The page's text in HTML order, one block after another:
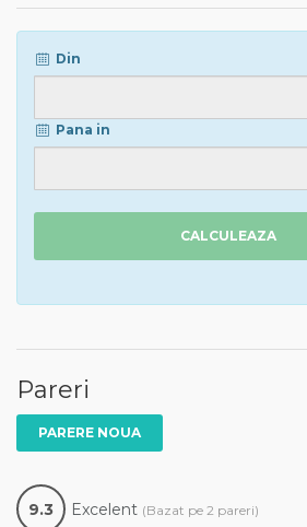
Din
Pana in
CALCULEAZA
Pareri
PARERE NOUA
9.3 Excelent (Bazat pe 2 pareri)